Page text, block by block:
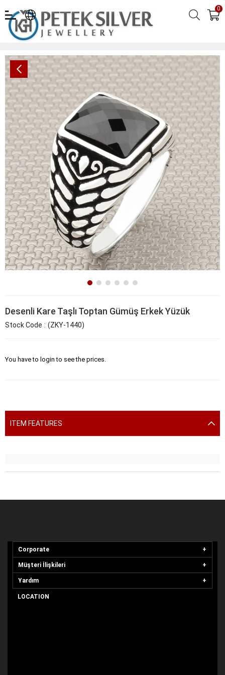
0
Desenli Kare Taşlı Toptan Gümüş Erkek Yüzük
Stock Code (ZKY-1440)
You have to login to see the prices.
ITEM FEATURES
Corporate
Müşteri İlişkileri
Yardım
LOCATION